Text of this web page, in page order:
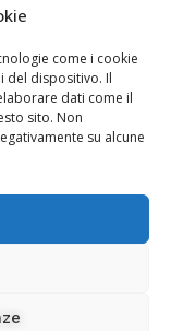
come i cookie
del dispositivo. Il
dati come il
sito. Non
su alcune
al Registro della
2466